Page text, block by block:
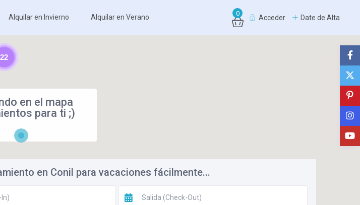
Alquilar en Invierno Alquilar en Verano 0
Acceder Date de Alta
22
en el mapa
para ti ;)
en Conil para vacaciones fácilmente...